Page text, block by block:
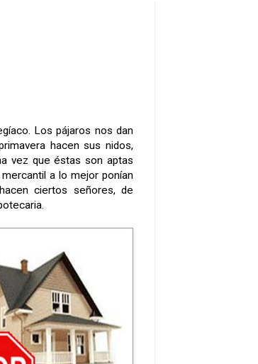
Los pájaros nos dan
hacen sus nidos,
vez que éstas son aptas
a lo mejor ponían
ciertos señores, de